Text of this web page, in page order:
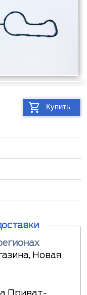
Купить
Новая
Приват-